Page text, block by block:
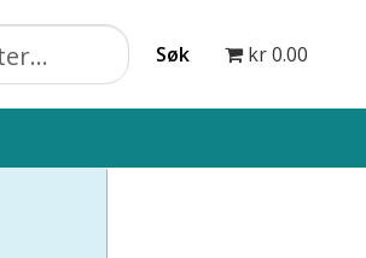
Søk kr 0.00
BloggarkivButikk